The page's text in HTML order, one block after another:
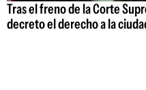
Tras el freno de la Corte
decreto el derecho a la